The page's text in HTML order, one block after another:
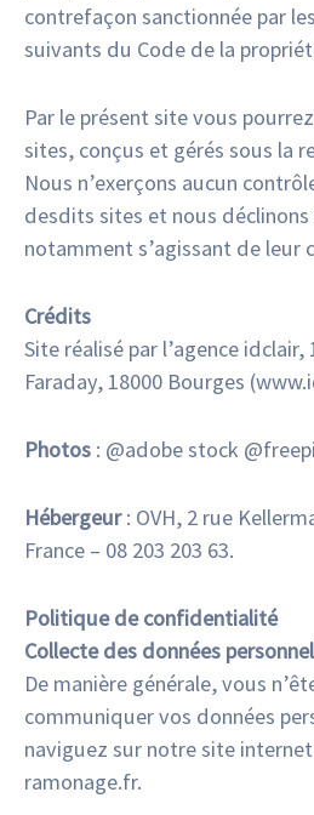
contrefaçon sanctionnée par
suivants du Code de la
Par le présent site vous
sites, conçus et gérés sous la
Nous n’exerçons aucun
desdits sites et nous
notamment s’agissant de leur
Crédits
Site réalisé par l’agence idclair,
Faraday, 18000 Bourges
Photos : @adobe stock
Hébergeur: OVH, 2 rue
France – 08 203 203 63.
Politique de confidentialité
Collecte des données
De manière générale, vous
communiquer vos données
naviguez sur notre site
ramonage.fr.